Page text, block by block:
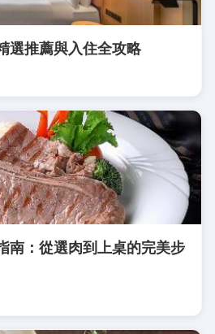
選推薦與入住全攻略
南：從選肉到上桌的完美步